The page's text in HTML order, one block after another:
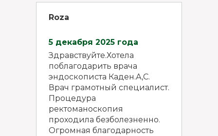
Roza
5 декабря 2025 года
Здравствуйте.Хотела
поблагодарить врача
эндоскописта Каден.А,С.
Врач грамотный специалист.
Процедура
ректоманоскопия
проходила безболезненно.
Огромная благодарность